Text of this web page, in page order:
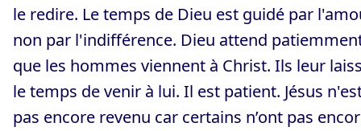
le redire. Le temps de Dieu est guidé par
non par l'indifférence. Dieu attend
que les hommes viennent à Christ. Ils leur
le temps de venir à lui. Il est patient. Jésus
pas encore revenu car certains n’ont pas